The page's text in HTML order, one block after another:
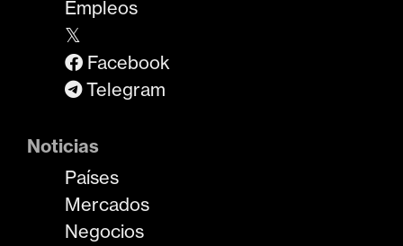
Empleos
𝕏
Facebook
Telegram
Noticias
Países
Mercados
Negocios